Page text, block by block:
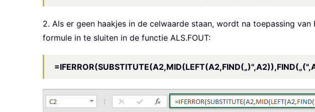
2. Als er geen haakjes in de celwaarde staan, wordt na toepassing
formule in te sluiten in de functie ALS.FOUT: